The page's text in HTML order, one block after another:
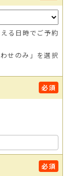
る日時でご予約
せのみ」を選択
必須
必須